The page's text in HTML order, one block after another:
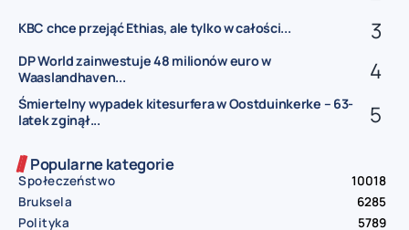
KBC chce przejąć Ethias, ale tylko w całości...
DP World zainwestuje 48 milionów euro w
Waaslandhaven...
Śmiertelny wypadek kitesurfera w Oostduinkerke – 63-
latek zginął...
Popularne kategorie
Społeczeństwo
10018
Bruksela
6285
Polityka
5789